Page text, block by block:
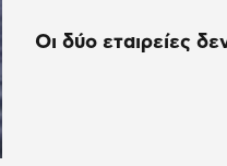
Οι δύο εταιρείες